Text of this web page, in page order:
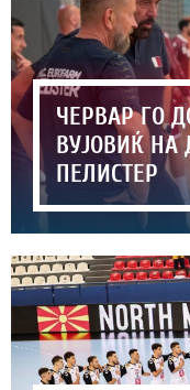
ЧЕРВАР ГО
ВУЈОВИЌ НА
ПЕЛИСТЕР